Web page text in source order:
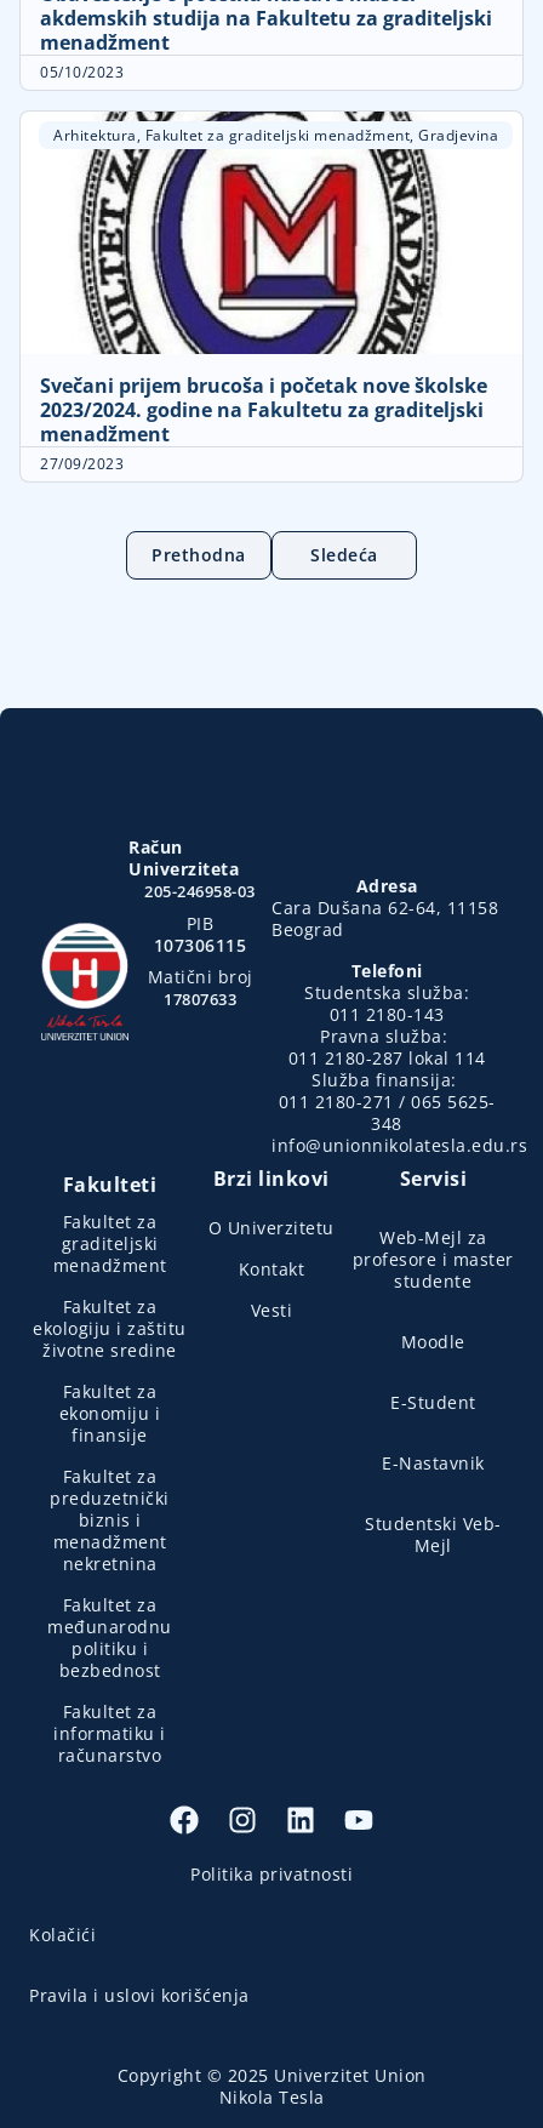
akdemskih studija na Fakultetu za graditeljski
menadžment
05/10/2023
Arhitektura, Fakultet za graditeljski menadžment, Gradjevina
Svečani prijem brucoša i početak nove školske
2023/2024. godine na Fakultetu za graditeljski
menadžment
27/09/2023
Prethodna Sledeća
Račun
Univerziteta
205-246958-03
PIB
107306115
Matični broj
17807633
Adresa
Cara Dušana 62-64, 11158
Beograd
Telefoni
Studentska služba:
011 2180-143
Pravna služba:
011 2180-287 lokal 114
Služba finansija:
011 2180-271 / 065 5625-
348
info@unionnikolatesla.edu.rs
Fakulteti
Fakultet za
graditeljski
menadžment
Fakultet za
ekologiju i zaštitu
životne sredine
Fakultet za
ekonomiju i
finansije
Fakultet za
preduzetnički
biznis i
menadžment
nekretnina
Fakultet za
međunarodnu
politiku i
bezbednost
Fakultet za
informatiku i
računarstvo
Brzi linkovi
O Univerzitetu
Kontakt
Vesti
Servisi
Web-Mejl za
profesore i master
studente
Moodle
E-Student
E-Nastavnik
Studentski Veb-
Mejl
Politika privatnosti
Kolačići
Pravila i uslovi korišćenja
Copyright © 2025 Univerzitet Union
Nikola Tesla